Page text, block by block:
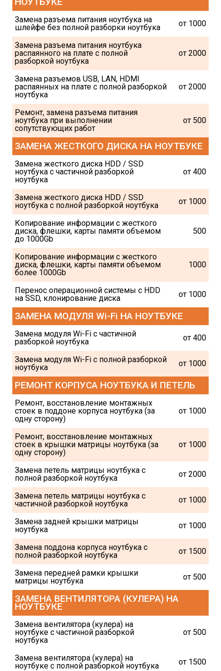
Замена разъема питания ноутбука на
шлейфе без полной разборки ноутбука
от 1000
Замена разъема питания ноутбука
распаянного на плате с полной
разборкой ноутбука
от 2000
Замена разъемов USB, LAN, HDMI
распаянных на плате с полной разборкой
ноутбука
от 2000
Ремонт, замена разъема питания
ноутбука при выполнении
сопутствующих работ
от 500
ЗАМЕНА ЖЕСТКОГО ДИСКА НА НОУТБУКЕ
Замена жесткого диска HDD / SSD
ноутбука c частичной разборкой
ноутбука
от 400
Замена жесткого диска HDD / SSD
ноутбука c полной разборкой ноутбука
от 1000
Копирование информации с жесткого
диска, флешки, карты памяти объемом
до 1000Gb
500
Копирование информации с жесткого
диска, флешки, карты памяти объемом
более 1000Gb
1000
Перенос операционной системы с HDD
на SSD, клонирование диска
от 1000
ЗАМЕНА МОДУЛЯ Wi-Fi НА НОУТБУКЕ
Замена модуля Wi-Fi с частичной
разборкой ноутбука
от 400
Замена модуля Wi-Fi с полной разборкой
ноутбука
от 1000
РЕМОНТ КОРПУСА НОУТБУКА И ПЕТЕЛЬ
Ремонт, восстановление монтажных
стоек в поддоне корпуса ноутбука (за
одну сторону)
от 1000
Ремонт, восстановление монтажных
стоек в крышки матрицы ноутбука (за
одну сторону)
от 1000
Замена петель матрицы ноутбука с
полной разборкой ноутбука
от 2000
Замена петель матрицы ноутбука с
частичной разборкой ноутбука
от 1000
Замена задней крышки матрицы
ноутбука
от 1000
Замена поддона корпуса ноутбука с
полной разборкой ноутбука
от 1500
Замена передней рамки крышки
матрицы ноутбука
от 500
ЗАМЕНА ВЕНТИЛЯТОРА (КУЛЕРА) НА
НОУТБУКЕ
Замена вентилятора (кулера) на
ноутбуке с частичной разборкой
ноутбука
от 500
Замена вентилятора (кулера) на
ноутбуке с полной разборкой ноутбука
от 1500